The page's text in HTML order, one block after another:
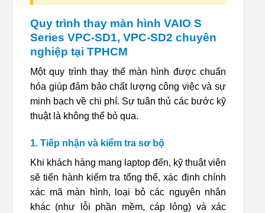
Quy trình thay màn hình VAIO S
Series VPC-SD1, VPC-SD2 chuyên
nghiệp tại TPHCM
Một quy trình thay thế màn hình được chuẩn
hóa giúp đảm bảo chất lượng công việc và sự
minh bạch về chi phí. Sự tuân thủ các bước kỹ
thuật là không thể bỏ qua.
1. Tiếp nhận và kiểm tra sơ bộ
Khi khách hàng mang laptop đến, kỹ thuật viên
sẽ tiến hành kiểm tra tổng thể, xác định chính
xác mã màn hình, loại bỏ các nguyên nhân
khác (như lỗi phần mềm, cáp lỏng) và xác